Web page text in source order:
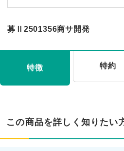
募Ⅱ2501356商サ開発
特徴 特約
この商品を詳しく知りたい